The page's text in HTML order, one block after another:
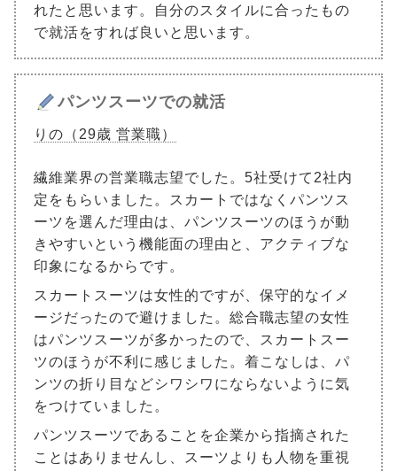
れたと思います。自分のスタイルに合ったもの
で就活をすれば良いと思います。
パンツスーツでの就活
りの（29歳 営業職）
繊維業界の営業職志望でした。5社受けて2社内
定をもらいました。スカートではなくパンツス
ーツを選んだ理由は、パンツスーツのほうが動
きやすいという機能面の理由と、アクティブな
印象になるからです。
スカートスーツは女性的ですが、保守的なイメ
ージだったので避けました。総合職志望の女性
はパンツスーツが多かったので、スカートスー
ツのほうが不利に感じました。着こなしは、パ
ンツの折り目などシワシワにならないように気
をつけていました。
パンツスーツであることを企業から指摘された
ことはありませんし、スーツよりも人物を重視